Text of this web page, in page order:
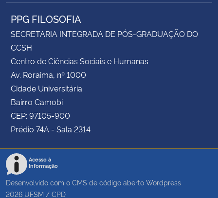
PPG FILOSOFIA
SECRETARIA INTEGRADA DE PÓS-GRADUAÇÃO DO
CCSH
Centro de Ciências Sociais e Humanas
Av. Roraima, nº 1000
Cidade Universitária
Bairro Camobi
CEP: 97105-900
Prédio 74A - Sala 2314
Acesso à
Informação
Desenvolvido com o CMS de código aberto Wordpress
2026 UFSM / CPD